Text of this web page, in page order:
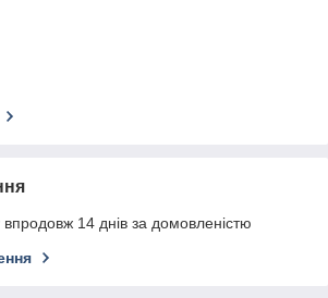
14 днів за домовленістю